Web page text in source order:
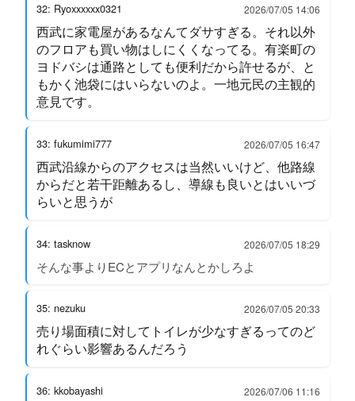
32: Ryoxxxxxx0321 2026/07/05 14:06
西武に家電屋があるなんてダサすぎる。それ以外
のフロアも買い物はしにくくなってる。有楽町の
ヨドバシは通路としても便利だから許せるが、と
もかく池袋にはいらないのよ。一地元民の主観的
意見です。
33: fukumimi777 2026/07/05 16:47
西武沿線からのアクセスは当然いいけど、他路線
からだと若干距離あるし、導線も良いとはいいづ
らいと思うが
34: tasknow 2026/07/05 18:29
そんな事よりECとアプリなんとかしろよ
35: nezuku 2026/07/05 20:33
売り場面積に対してトイレが少なすぎるってのど
れぐらい影響あるんだろう
36: kkobayashi 2026/07/06 11:16